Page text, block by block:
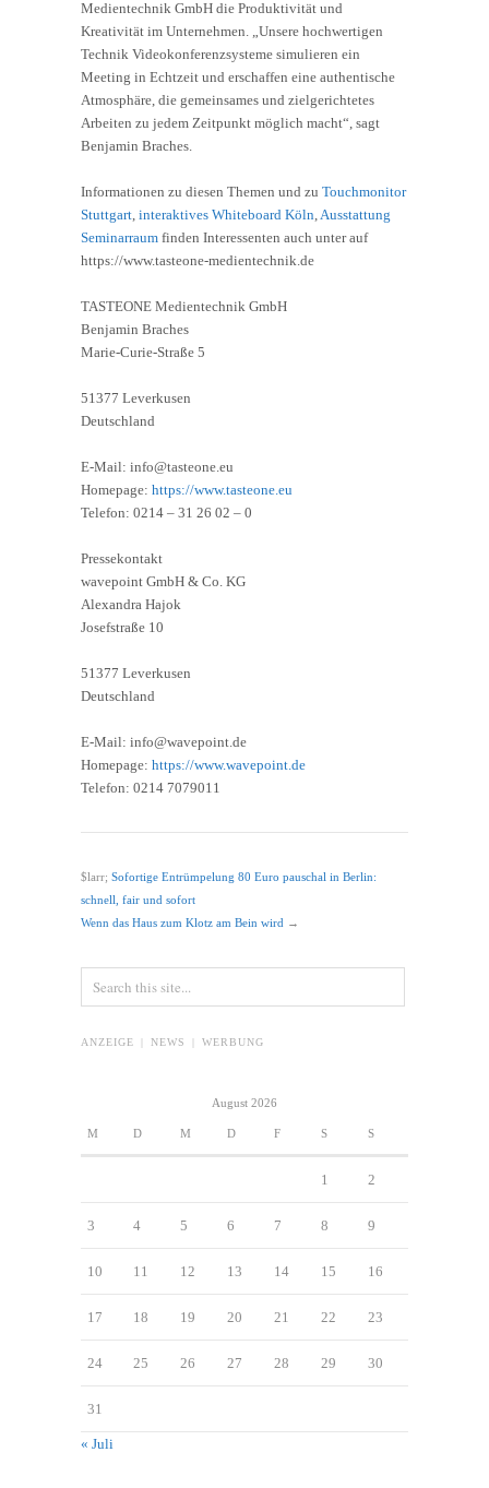
Medientechnik GmbH die Produktivität und
Kreativität im Unternehmen. „Unsere hochwertigen
Technik Videokonferenzsysteme simulieren ein
Meeting in Echtzeit und erschaffen eine authentische
Atmosphäre, die gemeinsames und zielgerichtetes
Arbeiten zu jedem Zeitpunkt möglich macht“, sagt
Benjamin Braches.
Informationen zu diesen Themen und zu Touchmonitor
Stuttgart interaktives Whiteboard Köln Ausstattung
Seminarraum finden Interessenten auch unter auf
https://www.tasteone-medientechnik.de
TASTEONE Medientechnik GmbH
Benjamin Braches
Marie-Curie-Straße 5
51377 Leverkusen
Deutschland
E-Mail: info@tasteone.eu
Homepage: https://www.tasteone.eu
Telefon: 0214 – 31 26 02 – 0
Pressekontakt
wavepoint GmbH & Co. KG
Alexandra Hajok
Josefstraße 10
51377 Leverkusen
Deutschland
E-Mail: info@wavepoint.de
Homepage: https://www.wavepoint.de
Telefon: 0214 7079011
$larr; Sofortige Entrümpelung 80 Euro pauschal in Berlin:
schnell, fair und sofort
Wenn das Haus zum Klotz am Bein wird →
ANZEIGE | NEWS | WERBUNG
August 2026
M D M D F S S
1 2
3 4 5 6 7 8 9
10 11 12 13 14 15 16
17 18 19 20 21 22 23
24 25 26 27 28 29 30
31
« Juli